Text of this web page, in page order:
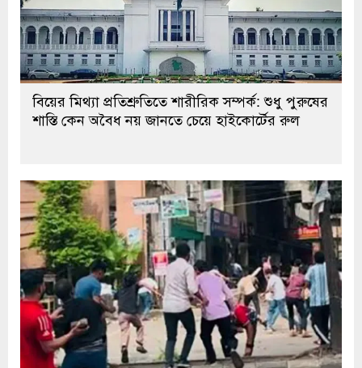
বিয়ের মিথ্যা প্রতিশ্রুতিতে শারীরিক সম্পর্ক: শুধু পুরুষের
শাস্তি কেন অবৈধ নয় জানতে চেয়ে হাইকোর্টের রুল